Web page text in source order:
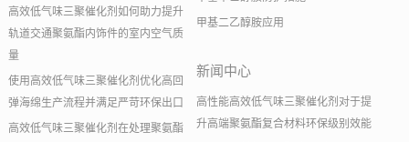
高效低气味三聚催化剂如何助力提升
轨道交通聚氨酯内饰件的室内空气质
量
使用高效低气味三聚催化剂优化高回
弹海绵生产流程并满足严苛环保出口
高效低气味三聚催化剂在处理聚氨酯
甲基二乙醇胺应用
新闻中心
高性能高效低气味三聚催化剂对于提
升高端聚氨酯复合材料环保级别效能